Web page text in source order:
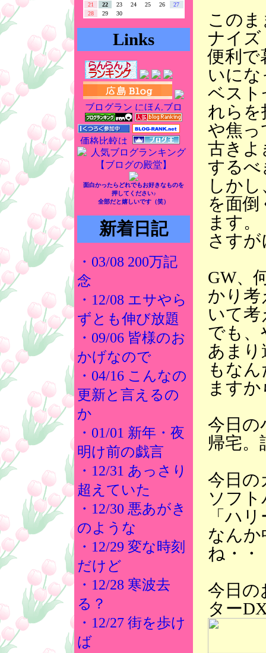
21
22 23 24 25 26
27
28
29 30
Links
面白かったらどれでもお好きなものを
押してください♪
全部だと嬉しいです（笑）
新着日記
・03/08 200万記
念
・12/08 エサやら
ずとも伸び放題
・09/06 皆様のお
かげなので
・04/16 こんなの
更新と言えるの
か
・01/01 新年・夜
明け前の戯言
・12/31 あっさり
超えていた
・12/30 悪あがき
のような
・12/29 変な時刻
だけど
・12/28 寒波去
る？
・12/27 街を歩け
ば
この
ナイ
便利で
いに
ベスト
れらを
や焦っ
古きよ
するべ
しか
を面
ます。
さす
GW、
かり考
いて
でも、
あまり
もな
ます
今日
帰宅。
今日
ソフ
「ハ
なんか
ね・・
今日
ター